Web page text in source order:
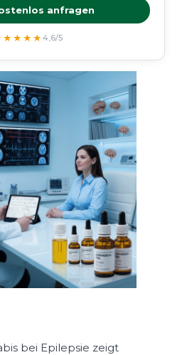
anfragen
4,6/5
bei Epilepsie zeigt